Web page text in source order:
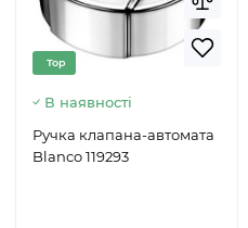
Top
В наявності
Ручка клапана-автомата
Blanco 119293